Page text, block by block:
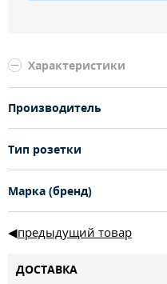
Характеристики
Производитель
Тип розетки
Марка (бренд)
предыдущий товар
ДОСТАВКА